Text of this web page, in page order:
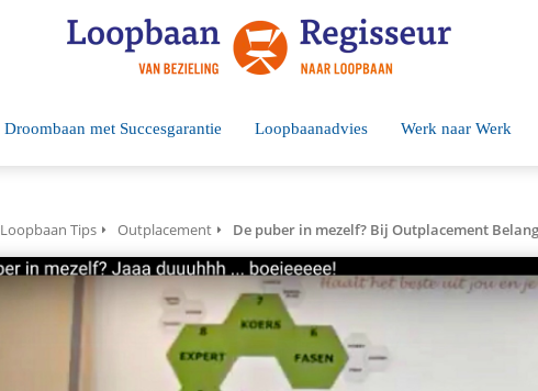
Droombaan met Succesgarantie Loopbaanadvies Werk naar Werk
Loopbaan Tips Outplacement De puber in mezelf? Bij Outplacement